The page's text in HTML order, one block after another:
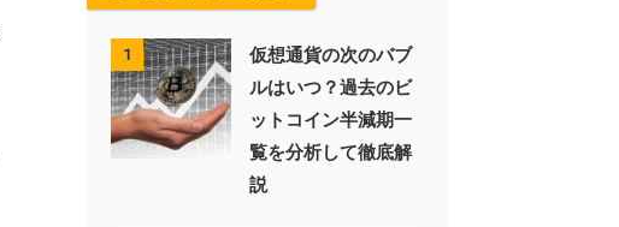
1
仮想通貨の次のバブ
ルはいつ？過去のビ
ットコイン半減期一
覧を分析して徹底解
説